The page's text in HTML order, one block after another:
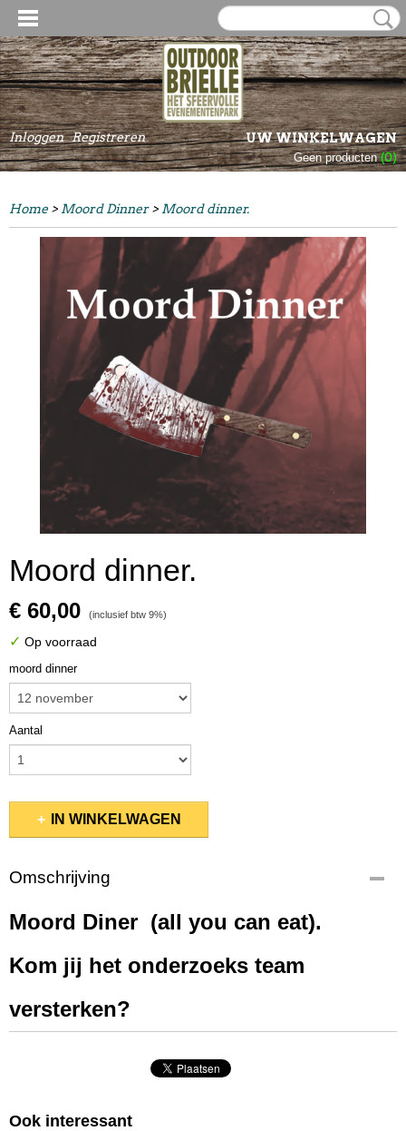
Inloggen Registreren UW WINKELWAGEN
Geen producten(0)
Home > Moord Dinner> Moord dinner.
Moord dinner.
€ 60,00 (inclusief btw 9%)
✓ Op voorraad
moord dinner
Aantal
IN WINKELWAGEN
Omschrijving
Moord Diner (all you can eat).
Kom jij het onderzoeks team
versterken?
Ook interessant